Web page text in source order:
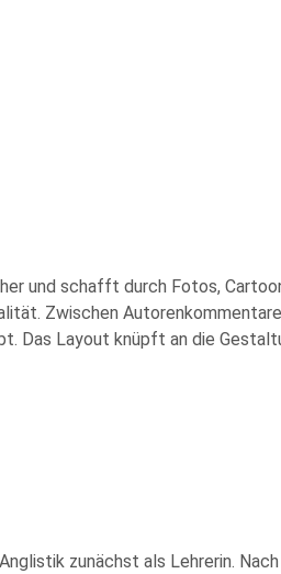
und schafft durch Fotos,
Zwischen
Das Layout knüpft an die
zunächst als Lehrerin.